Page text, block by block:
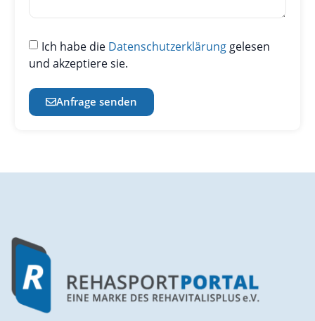
Ich habe die Datenschutzerklärung gelesen
und akzeptiere sie.
Anfrage senden